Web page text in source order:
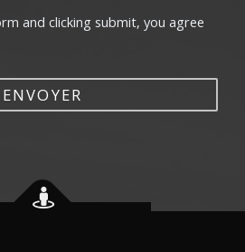
and clicking submit, you agree
ENVOYER